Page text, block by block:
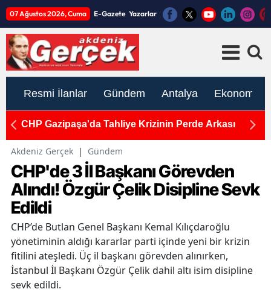
07 Ağustos 2026, Cuma E-Gazete Yazarlar
Resmi İlanlar Gündem Antalya Ekonomi
CHP Gazipaşa'da Tahliye Krizinin Perde Arkası
Akdeniz Gerçek | Gündem
CHP'de 3 İl Başkanı Görevden
Alındı! Özgür Çelik Disipline Sevk
Edildi
CHP’de Butlan Genel Başkanı Kemal Kılıçdaroğlu
yönetiminin aldığı kararlar parti içinde yeni bir krizin
fitilini ateşledi. Üç il başkanı görevden alınırken,
İstanbul İl Başkanı Özgür Çelik dahil altı isim disipline
sevk edildi.